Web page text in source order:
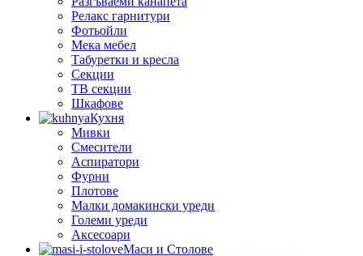
Релакс гарнитури
Фотьойли
Мека мебел
Табуретки и кресла
Секции
ТВ секции
Шкафове
Кухня
Мивки
Смесители
Аспиратори
Фурни
Плотове
Малки домакински уреди
Големи уреди
Аксесоари
Маси и Столове